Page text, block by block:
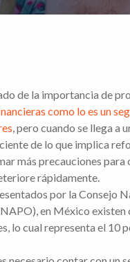
de la importancia de
como lo es un
, pero cuando se llega a
de lo que implica
más precauciones para
rápidamente.
por la Consejo
en México existen
lo cual representa el 10